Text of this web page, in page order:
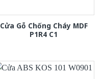
Cửa Gỗ Chống Cháy MDF
P1R4 C1